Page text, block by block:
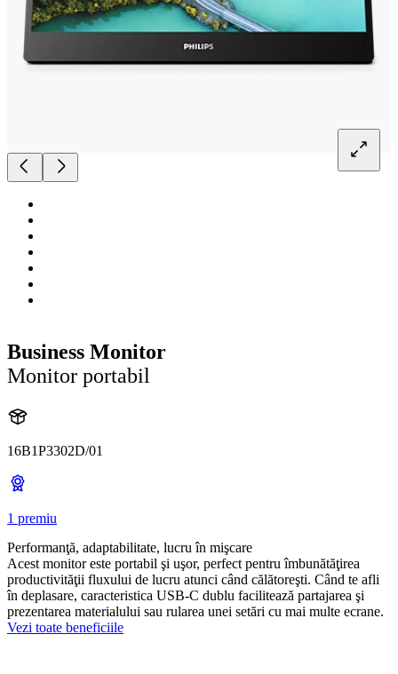
Business Monitor
Monitor portabil
16B1P3302D/01
1 premiu
Performanţă, adaptabilitate, lucru în mişcare
Acest monitor este portabil şi uşor, perfect pentru îmbunătăţirea
productivităţii fluxului de lucru atunci când călătoreşti. Când te afli
în deplasare, caracteristica USB-C dublu facilitează partajarea şi
prezentarea materialului sau rularea unei setări cu mai multe ecrane.
Vezi toate beneficiile